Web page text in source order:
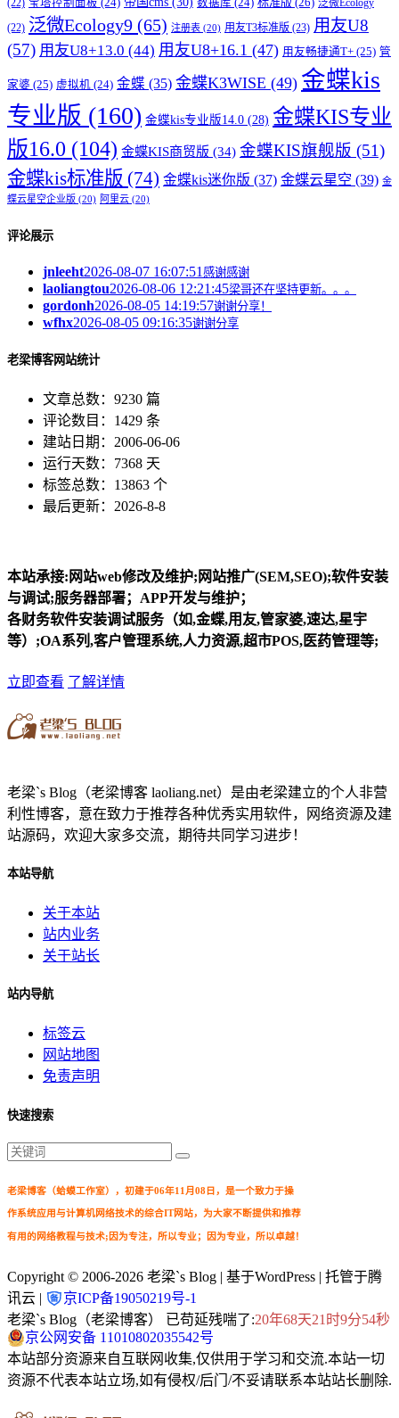
(22) 宝塔控制面板 (24) 数据库 (24) 泛微Ecology
(22) 泛微Ecology9 (65) 注册表 (20) 用友T3标准版 (23) 用友U8
(57) 用友U8+13.0 (44) 用友U8+16.1 (47) 用友畅捷通T+ (25) 管
家婆 (25) 虚拟机 (24) 金蝶 (35) 金蝶K3WISE (49) 金蝶kis
专业版 (160) 金蝶kis专业版14.0 (28) 金蝶KIS专业
版16.0 (104) 金蝶KIS商贸版 (34) 金蝶KIS旗舰版 (51)
金蝶kis标准版 (74) 金蝶kis迷你版 (37) 金蝶云星空 (39) 金
蝶云星空企业版 (20) 阿里云 (20)
评论展示
jnleeht2026-08-07 16:07:51 感谢感谢
laoliangtou2026-08-06 12:21:45梁哥还在坚持更新。。。
gordonh2026-08-05 14:19:57谢谢分享！
wfhx2026-08-05 09:16:35谢谢分享
老梁博客网站统计
文章总数：9230 篇
评论数目：1429 条
建站日期：2006-06-06
运行天数：7368 天
标签总数：13863 个
最后更新：2026-8-8
本站承接:网站web修改及维护;网站推广(SEM,SEO);软件安装
与调试;服务器部署；APP开发与维护；
各财务软件安装调试服务（如,金蝶,用友,管家婆,速达,星宇
等）;OA系列,客户管理系统,人力资源,超市POS,医药管理等;
立即查看 了解详情
老梁`s Blog（老梁博客 laoliang.net）是由老梁建立的个人非营
利性博客，意在致力于推荐各种优秀实用软件，网络资源及建
站源码，欢迎大家多交流，期待共同学习进步！
本站导航
关于本站
站内业务
关于站长
站内导航
标签云
网站地图
免责声明
快速搜索
老梁博客（蛤蟆工作室），初建于06年11月08日，是一个致力于操
作系统应用与计算机网络技术的综合IT网站，为大家不断提供和推荐
有用的网络教程与技术;因为专注，所以专业；因为专业，所以卓越！
Copyright © 2006-2026 老梁`s Blog | 基于WordPress | 托管于腾
讯云 |
京ICP备19050219号-1
老梁`s Blog（老梁博客） 已苟延残喘了:20年68天21时9分56秒
京公网安备 11010802035542号
本站部分资源来自互联网收集,仅供用于学习和交流.本站一切
资源不代表本站立场,如有侵权/后门/不妥请联系本站站长删除.